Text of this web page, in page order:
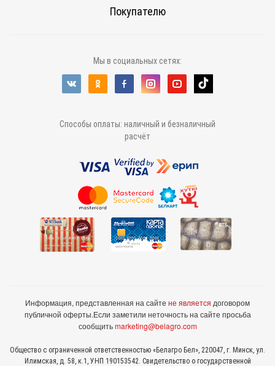
Покупателю
Мы в социальных сетях:
Способы оплаты: наличный и безналичный
расчёт
Информация, представленная на сайте не является договором
публичной оферты.Если заметили неточность на сайте просьба
сообщитьmarketing@belagro.com
Общество с ограниченной ответственностью «Белагро Бел», 220047, г. Минск, ул.
Илимская, д. 58, к.1, УНП 190153542. Свидетельство о государственной